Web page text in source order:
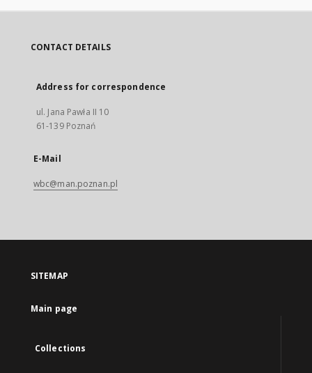
CONTACT DETAILS
Address for correspondence
ul. Jana Pawła II 10
61-139 Poznań
E-Mail
wbc@man.poznan.pl
SITEMAP
Main page
Collections